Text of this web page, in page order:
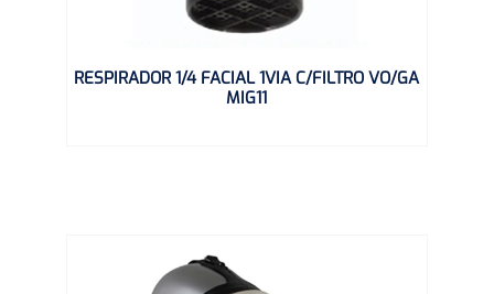
RESPIRADOR 1/4 FACIAL 1VIA C/FILTRO VO/GA
MIG11